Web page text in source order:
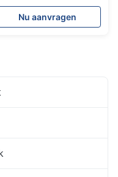
&
Machines
Nu aanvragen